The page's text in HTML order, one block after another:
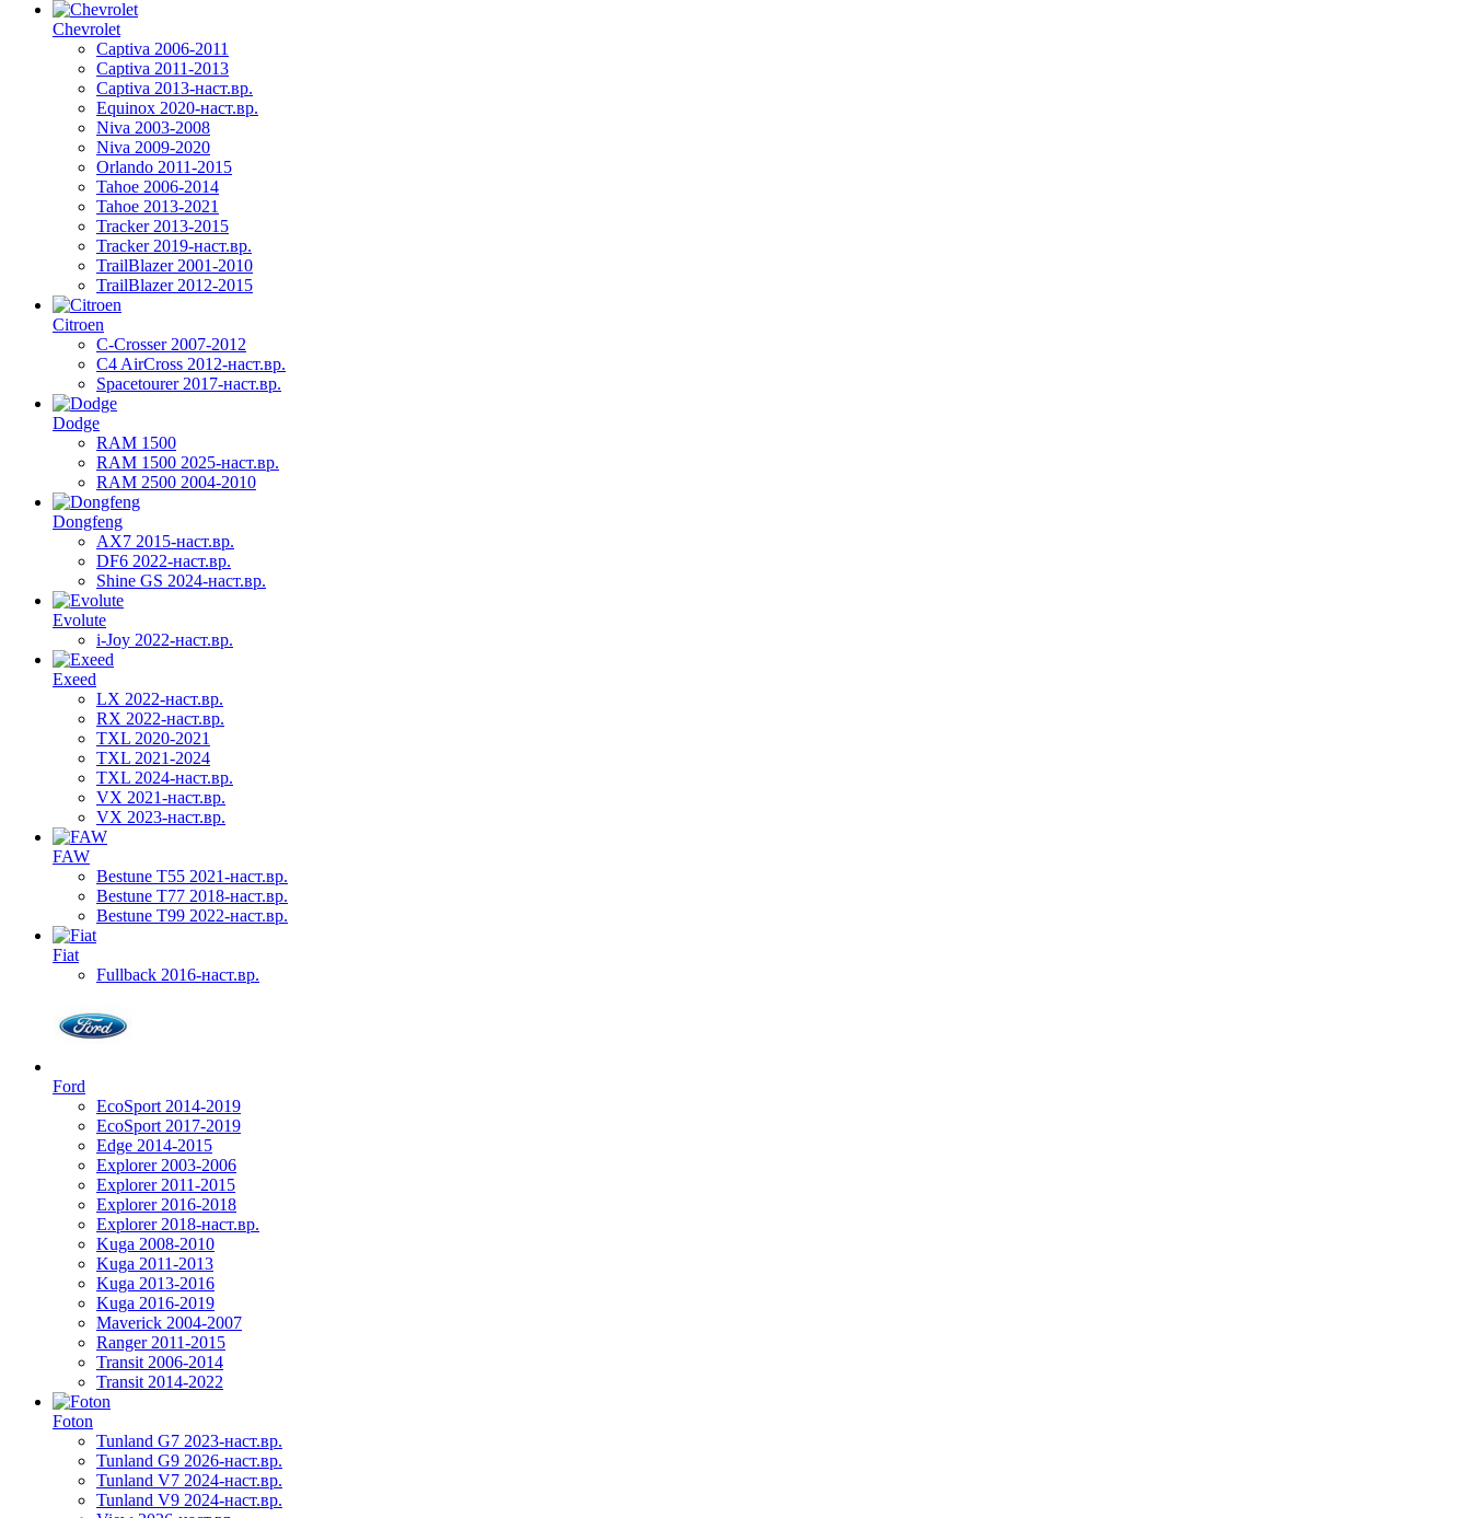
Chevrolet
Captiva 2006-2011
Captiva 2011-2013
Captiva 2013-наст.вр.
Equinox 2020-наст.вр.
Niva 2003-2008
Niva 2009-2020
Orlando 2011-2015
Tahoe 2006-2014
Tahoe 2013-2021
Tracker 2013-2015
Tracker 2019-наст.вр.
TrailBlazer 2001-2010
TrailBlazer 2012-2015
Citroen
C-Crosser 2007-2012
C4 AirCross 2012-наст.вр.
Spacetourer 2017-наст.вр.
Dodge
RAM 1500
RAM 1500 2025-наст.вр.
RAM 2500 2004-2010
Dongfeng
AX7 2015-наст.вр.
DF6 2022-наст.вр.
Shine GS 2024-наст.вр.
Evolute
i-Joy 2022-наст.вр.
Exeed
LX 2022-наст.вр.
RX 2022-наст.вр.
TXL 2020-2021
TXL 2021-2024
TXL 2024-наст.вр.
VX 2021-наст.вр.
VX 2023-наст.вр.
FAW
Bestune T55 2021-наст.вр.
Bestune T77 2018-наст.вр.
Bestune T99 2022-наст.вр.
Fiat
Fullback 2016-наст.вр.
Ford
EcoSport 2014-2019
EcoSport 2017-2019
Edge 2014-2015
Explorer 2003-2006
Explorer 2011-2015
Explorer 2016-2018
Explorer 2018-наст.вр.
Kuga 2008-2010
Kuga 2011-2013
Kuga 2013-2016
Kuga 2016-2019
Maverick 2004-2007
Ranger 2011-2015
Transit 2006-2014
Transit 2014-2022
Foton
Tunland G7 2023-наст.вр.
Tunland G9 2026-наст.вр.
Tunland V7 2024-наст.вр.
Tunland V9 2024-наст.вр.